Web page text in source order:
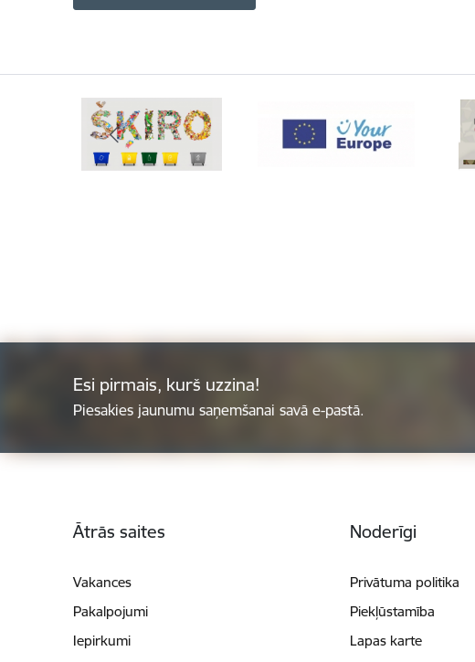
Esi pirmais, kurš uzzina!
Piesakies jaunumu saņemšanai savā e-pastā.
Ātrās saites
Vakances
Pakalpojumi
Iepirkumi
Noderīgi
Privātuma politika
Piekļūstamība
Lapas karte